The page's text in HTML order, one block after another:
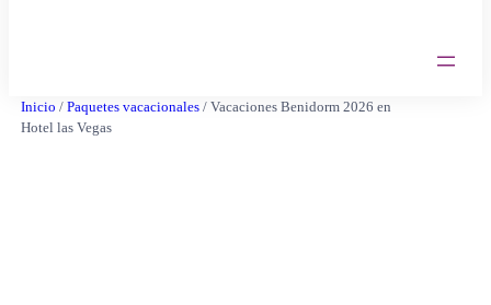
Inicio / Paquetes vacacionales/ Vacaciones Benidorm 2026 en
Hotel las Vegas